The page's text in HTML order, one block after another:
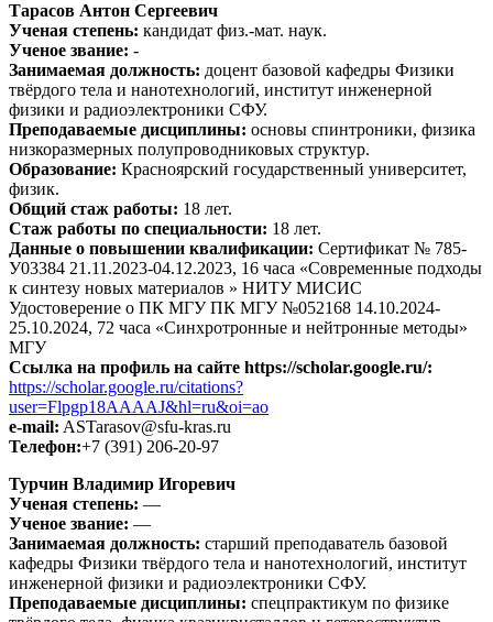
Тарасов Антон Сергеевич
Ученая степень: кандидат физ.-мат. наук.
Ученое звание: -
Занимаемая должность: доцент базовой кафедры Физики
твёрдого тела и нанотехнологий, институт инженерной
физики и радиоэлектроники СФУ.
Преподаваемые дисциплины: основы спинтроники, физика
низкоразмерных полупроводниковых структур.
Образование: Красноярский государственный университет,
физик.
Общий стаж работы: 18 лет.
Стаж работы по специальности: 18 лет.
Данные о повышении квалификации: Сертификат № 785-
У03384 21.11.2023-04.12.2023, 16 часа «Современные подходы
к синтезу новых материалов » НИТУ МИСИС
Удостоверение о ПК МГУ ПК МГУ №052168 14.10.2024-
25.10.2024, 72 часа «Синхротронные и нейтронные методы»
МГУ
Ссылка на профиль на сайте https://scholar.google.ru/:
https://scholar.google.ru/citations?
user=Flpgp18AAAAJ&hl=ru&oi=ao
e-mail: ASTarasov@sfu-kras.ru
Телефон:+7 (391) 206-20-97
Турчин Владимир Игоревич
Ученая степень: —
Ученое звание: —
Занимаемая должность: старший преподаватель базовой
кафедры Физики твёрдого тела и нанотехнологий, институт
инженерной физики и радиоэлектроники СФУ.
Преподаваемые дисциплины: спецпрактикум по физике